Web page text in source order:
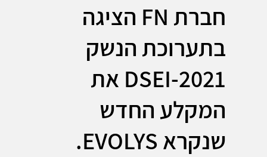
חברת FN הציגה
בתערוכת הנשק
DSEI-2021 את
המקלע החדש
שנקרא EVOLYS.